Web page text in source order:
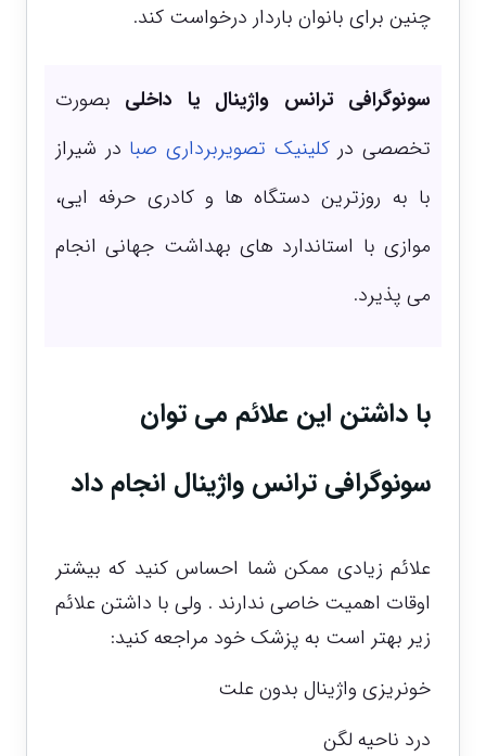
چنین برای بانوان باردار درخواست کند.
سونوگرافی ترانس واژینال یا داخلی بصورت
تخصصی درکلینیک تصویربرداری صبا در شیراز
با به روزترین دستگاه ها و کادری حرفه ایی،
موازی با استاندارد های بهداشت جهانی انجام
می پذیرد.
با داشتن این علائم می توان
سونوگرافی ترانس واژینال انجام داد
علائم زیادی ممکن شما احساس کنید که بیشتر
اوقات اهمیت خاصی ندارند . ولی با داشتن علائم
زیر بهتر است به پزشک خود مراجعه کنید:
خونریزی واژینال بدون علت
درد ناحیه لگن